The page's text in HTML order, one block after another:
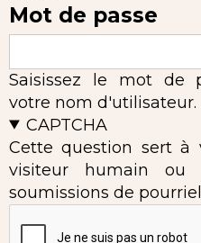
Mot de passe
Saisissez le mot de
votre nom d'utilisateur.
CAPTCHA
Cette question sert à
visiteur humain ou
soumissions de